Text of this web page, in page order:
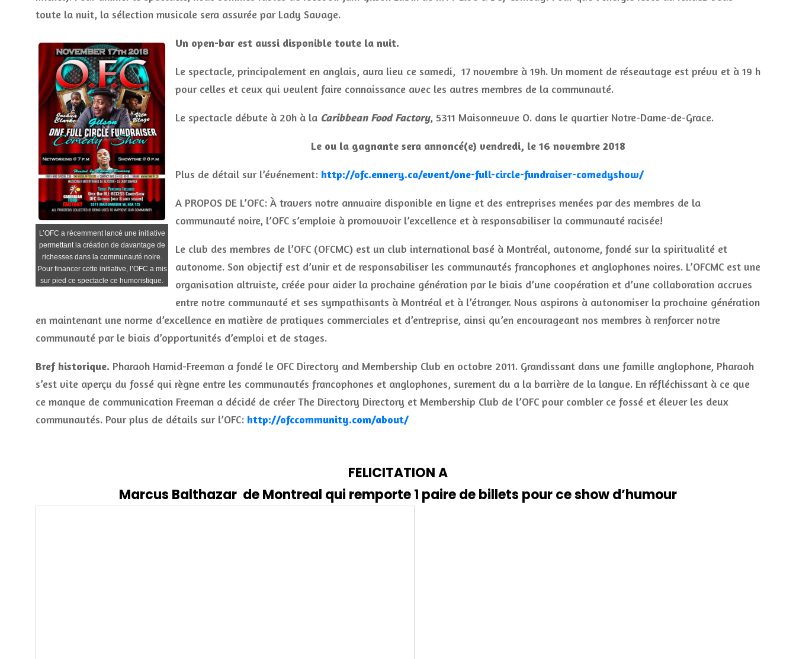
toute la nuit, la sélection musicale sera assurée par Lady Savage.
L’OFC a récemment lancé une initiative
permettant la création de davantage de
richesses dans la communauté noire.
Pour financer cette initiative, l’OFC a mis
sur pied ce spectacle ce humoristique.
Un open-bar est aussi disponible toute la nuit.
Le spectacle, principalement en anglais, aura lieu ce samedi, 17 novembre à 19h. Un moment de réseautage est prévu et à 19 h
pour celles et ceux qui veulent faire connaissance avec les autres membres de la communauté.
Le spectacle débute à 20h à la Caribbean Food Factory, 5311 Maisonneuve O. dans le quartier Notre-Dame-de-Grace.
Le ou la gagnante sera annoncé(e) vendredi, le 16 novembre 2018
Plus de détail sur l’événement: http://ofc.ennery.ca/event/one-full-circle-fundraiser-comedyshow/
A PROPOS DE L’OFC: À travers notre annuaire disponible en ligne et des entreprises menées par des membres de la
communauté noire, l’OFC s’emploie à promouvoir l’excellence et à responsabiliser la communauté racisée!
Le club des membres de l’OFC (OFCMC) est un club international basé à Montréal, autonome, fondé sur la spiritualité et
autonome. Son objectif est d’unir et de responsabiliser les communautés francophones et anglophones noires. L’OFCMC est une
organisation altruiste, créée pour aider la prochaine génération par le biais d’une coopération et d’une collaboration accrues
entre notre communauté et ses sympathisants à Montréal et à l’étranger. Nous aspirons à autonomiser la prochaine génération
en maintenant une norme d’excellence en matière de pratiques commerciales et d’entreprise, ainsi qu’en encourageant nos membres à renforcer notre
communauté par le biais d’opportunités d’emploi et de stages.
Bref historique. Pharaoh Hamid-Freeman a fondé le OFC Directory and Membership Club en octobre 2011. Grandissant dans une famille anglophone, Pharaoh
s’est vite aperçu du fossé qui règne entre les communautés francophones et anglophones, surement du a la barrière de la langue. En réfléchissant à ce que
ce manque de communication Freeman a décidé de créer The Directory Directory et Membership Club de l’OFC pour combler ce fossé et élever les deux
communautés. Pour plus de détails sur l’OFC: http://ofccommunity.com/about/
FELICITATION A
Marcus Balthazar de Montreal qui remporte 1 paire de billets pour ce show d’humour